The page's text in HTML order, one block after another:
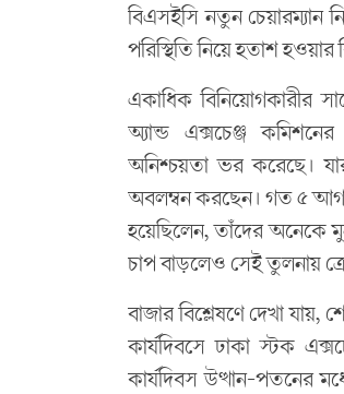
বিএসইসি নতুন চেয়ারম্যান
পরিস্থিতি নিয়ে হতাশ হওয়ার
একাধিক বিনিয়োগকারীর
অ্যান্ড এক্সচেঞ্জ
অনিশ্চয়তা ভর করেছে।
অবলম্বন করছেন। গত ৫
হয়েছিলেন, তাঁদের অনেকে
চাপ বাড়লেও সেই তুলনায়
বাজার বিশ্লেষণে দেখা
কার্যদিবসে ঢাকা স্টক
কার্যদিবস উত্থান-পতনের